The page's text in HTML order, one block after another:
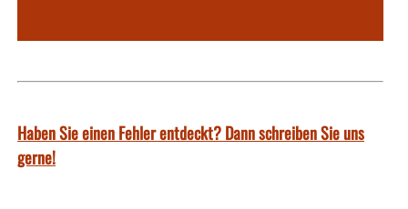
Haben Sie einen Fehler entdeckt? Dann schreiben Sie uns
gerne!